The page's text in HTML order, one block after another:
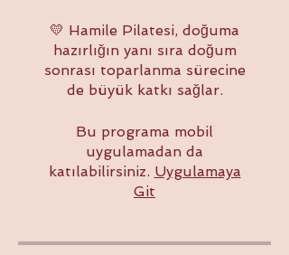
💛 Hamile Pilatesi, doğuma
hazırlığın yanı sıra doğum
sonrası toparlanma sürecine
de büyük katkı sağlar.
Bu programa mobil
uygulamadan da
katılabilirsiniz. Uygulamaya
Git